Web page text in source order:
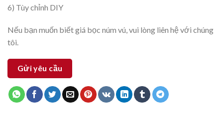
6) Tùy chỉnh DIY
Nếu bạn muốn biết giá bọc núm vú, vui lòng liên hệ với chúng
tôi.
Gửi yêu cầu